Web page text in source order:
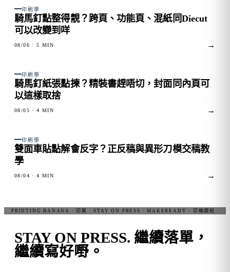
FIG. 01
印刷學
騎馬釘點整得靚？跨頁、功能頁、混紙同Diecut
可以改變到咩
08/06 · 5 MIN →
FIG. 02
印刷學
騎馬釘紙張點揀？精裝書趕唔切，封面同內頁可
以這樣取捨
08/05 · 4 MIN →
FIG. 03
印刷學
雙面車貼點解會反字？正反稿與異形刀模交稿教
學
08/04 · 4 MIN →
STAY ON PRESS. 繼續落單，
繼續寫好嘢。